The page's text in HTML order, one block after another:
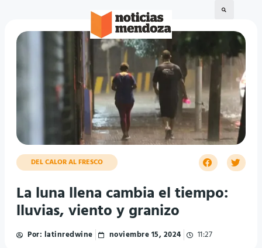
DEL CALOR AL FRESCO
La luna llena cambia el tiempo:
lluvias, viento y granizo
Por: latinredwine noviembre 15, 2024 11:27